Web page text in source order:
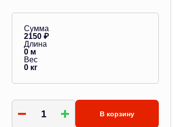
Сумма
2150 ₽
Длина
0 м
Вес
0 кг
В корзину